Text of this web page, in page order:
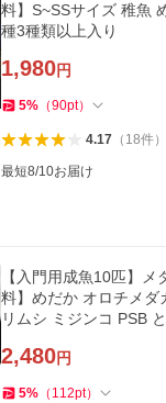
料】S~SSサイズ 稚魚
種3種類以上入り
1,980円
5% （90pt）
4.17（ 18件）
最短8/10お届け
【入門用成魚10匹】
料】めだか オロチメダ
リムシ ミジンコ PSB
2,480円
5% （ 112pt）